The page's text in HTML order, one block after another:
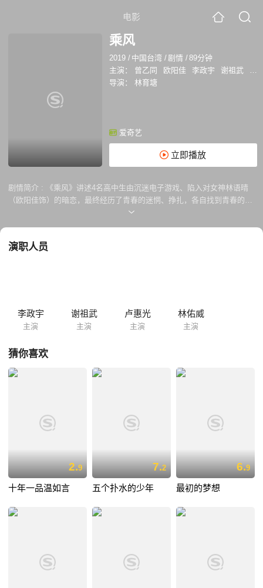
电影
乘风
2019 / 中国台湾 /剧情 /89分钟
主演：
曾乙同 欧阳佳 李政宇 谢祖武
卢
导演：
林育塘
爱奇艺
立即播放
剧情简介 :
《乘风》讲述4名高中生由沉迷电子游戏、陷入对女神林语晴
（欧阳佳饰）的暗恋，最终经历了青春的迷惘、挣扎，各自找到青春的意
义走向不同人生的故事。主角刘柏豪和他的好友得知通过赢得他们常玩的
地冲过方格旗。但由于父亲心中的陈年阴霾，并不赞成刘柏豪投身赛车行
演职人员
李政宇
主演
谢祖武
主演
卢惠光
主演
林佑威
主演
猜你喜欢
2.9
十年一品温如言
7.2
五个扑水的少年
6.9
最初的梦想